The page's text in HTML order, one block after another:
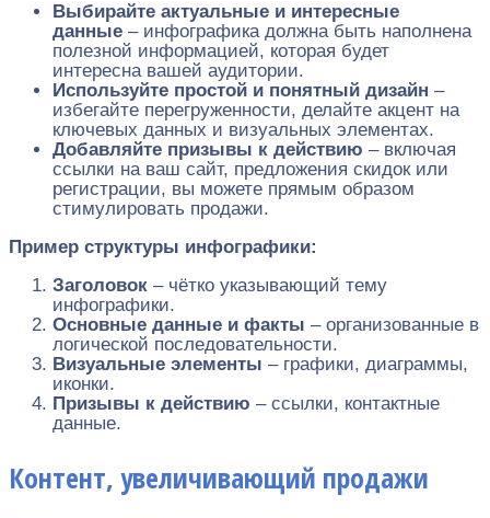
Выбирайте актуальные и интересные
данные – инфографика должна быть наполнена
полезной информацией, которая будет
интересна вашей аудитории.
Используйте простой и понятный дизайн –
избегайте перегруженности, делайте акцент на
ключевых данных и визуальных элементах.
Добавляйте призывы к действию – включая
ссылки на ваш сайт, предложения скидок или
регистрации, вы можете прямым образом
стимулировать продажи.
Пример структуры инфографики:
Заголовок – чётко указывающий тему
инфографики.
Основные данные и факты – организованные в
логической последовательности.
Визуальные элементы – графики, диаграммы,
иконки.
Призывы к действию – ссылки, контактные
данные.
Контент, увеличивающий продажи